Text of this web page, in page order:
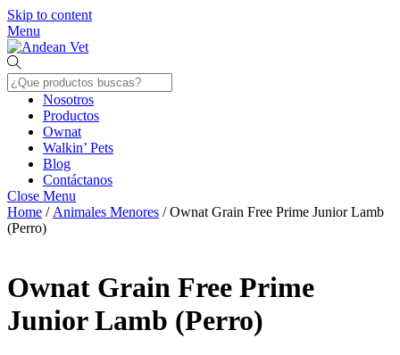
Skip to content
Menu
Nosotros
Productos
Ownat
Walkin’ Pets
Blog
Contáctanos
Close Menu
Home / Animales Menores / Ownat Grain Free Prime Junior Lamb
(Perro)
Ownat Grain Free Prime
Junior Lamb (Perro)